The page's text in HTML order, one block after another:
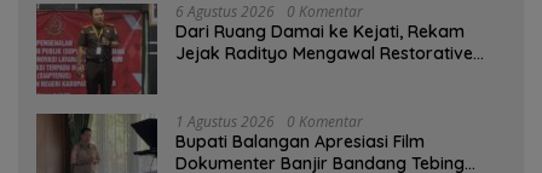
6 Agustus 2026 0 Komentar
Dari Ruang Damai ke Kejati, Rekam
Jejak Radityo Mengawal Restorative
1 Agustus 2026 0 Komentar
Bupati Balangan Apresiasi Film
Dokumenter Banjir Bandang Tebing